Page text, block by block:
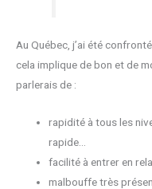
Au Québec, j’ai été
cela implique de bon et de
parlerais de :
rapidité à tous les
rapide…
facilité à entrer en
malbouffe très